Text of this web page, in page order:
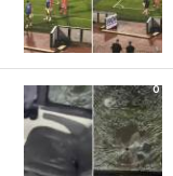
0